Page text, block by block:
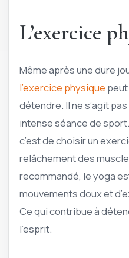
L’exercice
Même après une dure
l’exercice physique
détendre. Il ne s’agit
intense séance de
c’est de choisir un
relâchement des
recommandé, le yoga
mouvements doux et
Ce qui contribue à
l’esprit.